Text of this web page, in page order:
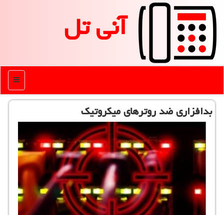
آنی تل
منو
بدافزاری ضد روترهای میكروتیك